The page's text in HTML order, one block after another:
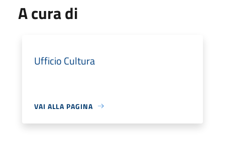
A cura di
Ufficio Cultura
VAI ALLA PAGINA